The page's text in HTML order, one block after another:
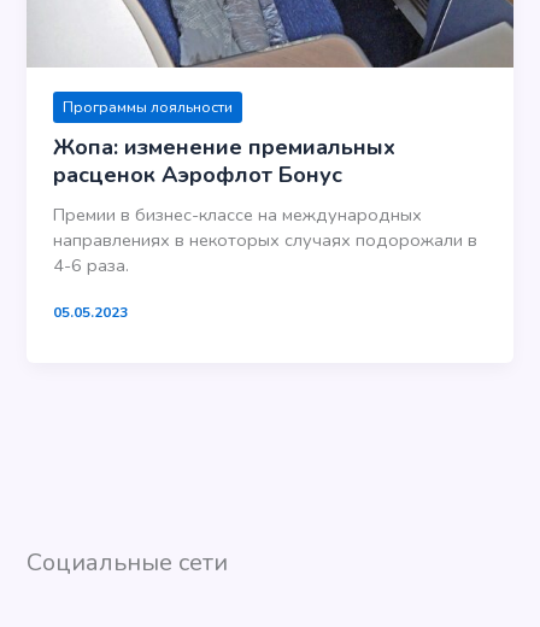
Программы лояльности
Жопа: изменение премиальных
расценок Аэрофлот Бонус
Премии в бизнес-классе на международных
направлениях в некоторых случаях подорожали в
4-6 раза.
05.05.2023
Социальные сети